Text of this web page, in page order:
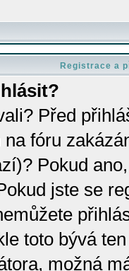
Registrace a
Před
fóru
Pokud
jste se
toto bývá
možná